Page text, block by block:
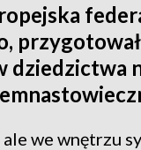
dziedzictwa
we wnętrzu